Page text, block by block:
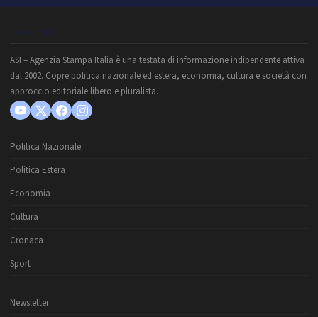
CHI SIAMO
ASI – Agenzia Stampa Italia è una testata di informazione indipendente attiva
dal 2002. Copre politica nazionale ed estera, economia, cultura e società con
approccio editoriale libero e pluralista.
Politica Nazionale
Politica Estera
Economia
Cultura
Cronaca
Sport
Newsletter